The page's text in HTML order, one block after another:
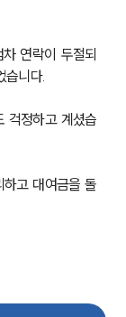
연락이 두절되
습니다.
걱정하고 계셨습
고 대여금을 돌